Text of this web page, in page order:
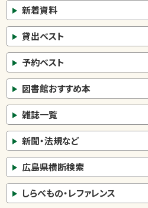
新着資料
貸出ベスト
予約ベスト
図書館おすすめ本
雑誌一覧
新聞・法規など
広島県横断検索
しらべもの・レファレンス